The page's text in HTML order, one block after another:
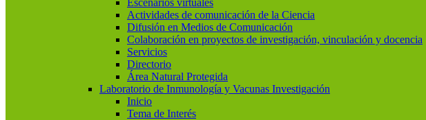
Escenarios virtuales
Actividades de comunicación de la Ciencia
Difusión en Medios de Comunicación
Colaboración en proyectos de investigación, vinculación y docencia
Servicios
Directorio
Área Natural Protegida
Laboratorio de Inmunología y Vacunas Investigación
Inicio
Tema de Interés